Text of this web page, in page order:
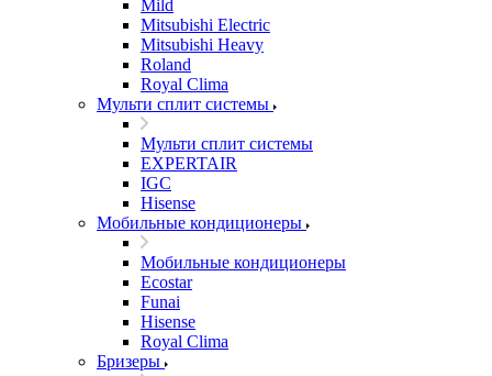
Mild
Mitsubishi Electric
Mitsubishi Heavy
Roland
Royal Clima
Мульти сплит системы
Мульти сплит системы
EXPERTAIR
IGC
Hisense
Мобильные кондиционеры
Мобильные кондиционеры
Ecostar
Funai
Hisense
Royal Clima
Бризеры